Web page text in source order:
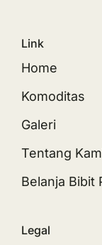
Link
Home
Komoditas
Galeri
Tentang
Belanja Bibit
Legal